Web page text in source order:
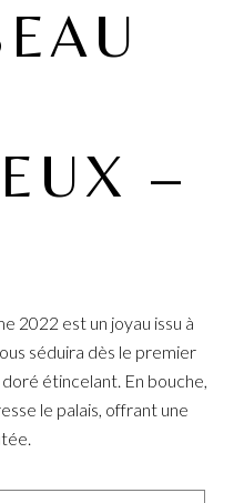
–
2022 est un joyau issu à
séduira dès le premier
étincelant. En bouche,
le palais, offrant une